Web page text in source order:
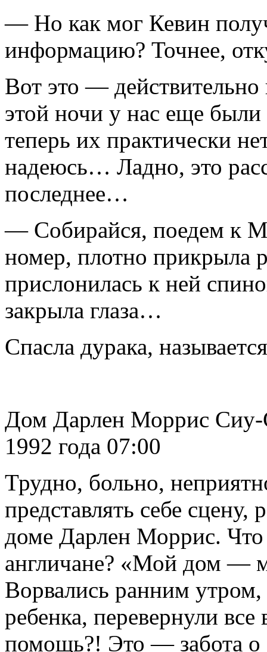
— Но как мог Кевин
информацию? Точнее,
Вот это —
этой ночи у нас еще были
теперь их практически
надеюсь… Ладно, это
последнее…
— Собирайся, поедем к
номер, плотно при­крыла
прислонилась к ней
закрыла глаза…
Спасла дурака,
Дом Дарлен Моррис Сиу-
1992 года 07:00
Трудно, больно,
представлять себе
доме Дарлен Моррис. Что
англичане? «Мой дом —
Ворвались ранним утром,
ребенка, перевернули
помощь?! Это — забота о